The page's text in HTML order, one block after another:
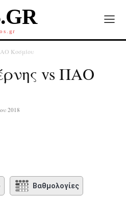
Κοσμίου
vs ΠΑΟ
2018
Βαθμολογίες